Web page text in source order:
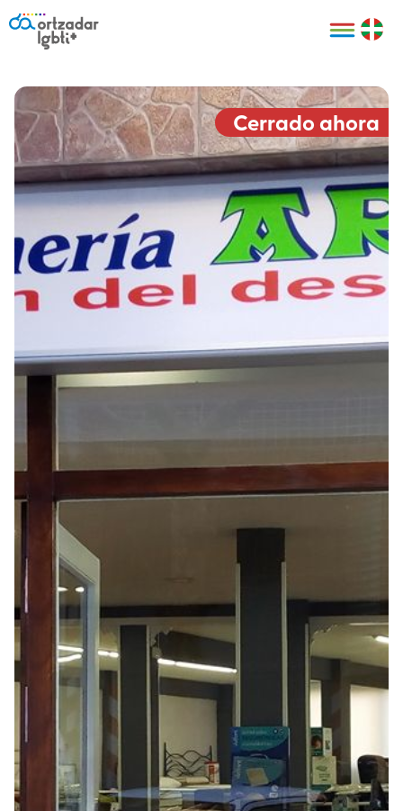
Personas
Bilbao Bizkaia
HARRO
HARROladies
Derechos
humanos
II Conferencia
LGTBI+ Atlántica
I LGBTI+ Basque
Sariak
Visitas guiadas
Te ayudamos
Denuncia
Certificado
empresarial
LGBTI+
Red de puntos
seguros LGBTI+
Registro
Formación
Formación
HARROkids
Accede a tu
Prensa
Sala de prensa
Cerrado ahora